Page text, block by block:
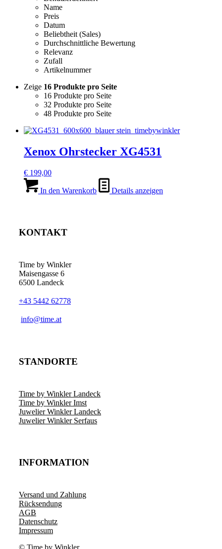
Name
Preis
Datum
Beliebtheit (Sales)
Durchschnittliche Bewertung
Relevanz
Zufall
Artikelnummer
Zeige 16 Produkte pro Seite
16 Produkte pro Seite
32 Produkte pro Seite
48 Produkte pro Seite
Xenox Ohrstecker XG4531
€ 199,00
In den Warenkorb Details anzeigen
KONTAKT
Time by Winkler
Maisengasse 6
6500 Landeck
+43 5442 62778
­info@time.at
STANDORTE
Time by Winkler Landeck
Time by Winkler Imst
Juwelier Winkler Landeck
Juwelier Winkler Serfaus
INFORMATION
Versand und Zahlung
Rücksendung
AGB
Datenschutz
Impressum
© Time by Winkler